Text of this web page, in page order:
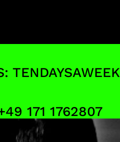
TENDAYSAWEEK
171 1762807